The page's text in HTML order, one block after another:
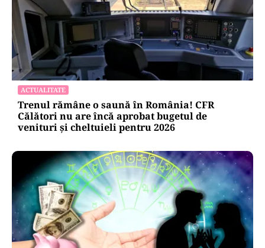
ACTUALITATE
Trenul rămâne o saună în România! CFR
Călători nu are încă aprobat bugetul de
venituri și cheltuieli pentru 2026